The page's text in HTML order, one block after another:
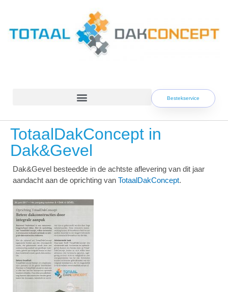
content
Bestekservice
TotaalDakConcept in
Dak&Gevel
Dak&Gevel besteedde in de achtste aflevering van dit jaar
aandacht aan de oprichting van TotaalDakConcept.